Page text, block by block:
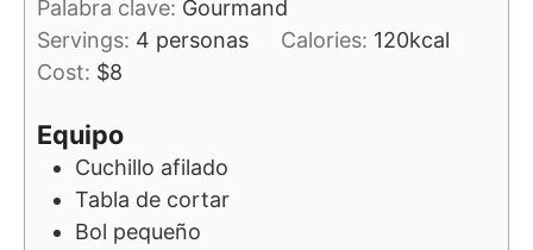
Palabra clave: Gourmand
Servings: 4 personas Calories: 120kcal
Cost: $8
Equipo
Cuchillo afilado
Tabla de cortar
Bol pequeño